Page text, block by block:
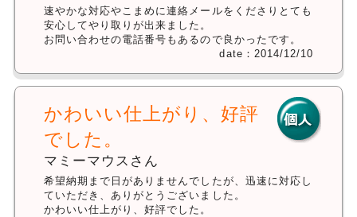
速やかな対応やこまめに連絡メールをくださりとても
安心してやり取りが出来ました。
お問い合わせの電話番号もあるので良かったです。
date：2014/12/10
かわいい仕上がり、好評
でした。
マミーマウスさん
希望納期まで日がありませんでしたが、迅速に対応し
ていただき、ありがとうございました。
かわいい仕上がり、好評でした。